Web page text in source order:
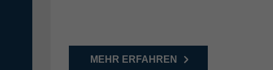
MEHR ERFAHREN